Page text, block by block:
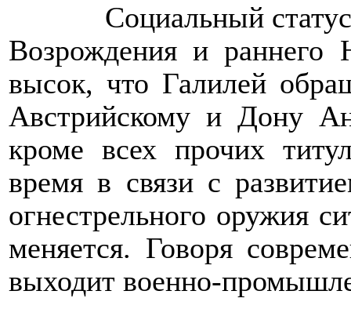
Социальный
Возрождения и раннего
высок, что Галилей
Австрийскому и Дону
кроме всех прочих
время в связи с
огнестрельного оружия
меняется. Говоря
выходит военно-